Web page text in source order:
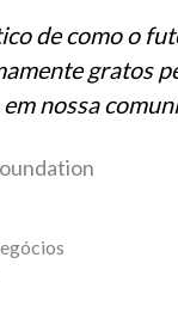
de como o
gratos
nossa